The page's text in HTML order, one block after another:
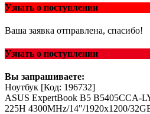
Узнать о поступлении
Ваша заявка отправлена, спасибо!
Узнать о поступлении
Вы запрашиваете:
Ноутбук [Код: 196732]
ASUS ExpertBook B5 B5405CCA-
225H 4300MHz/14"/1920x1200/